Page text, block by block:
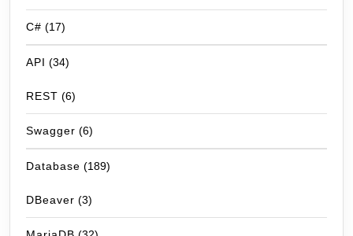
C# (17)
API (34)
REST (6)
Swagger (6)
Database (189)
DBeaver (3)